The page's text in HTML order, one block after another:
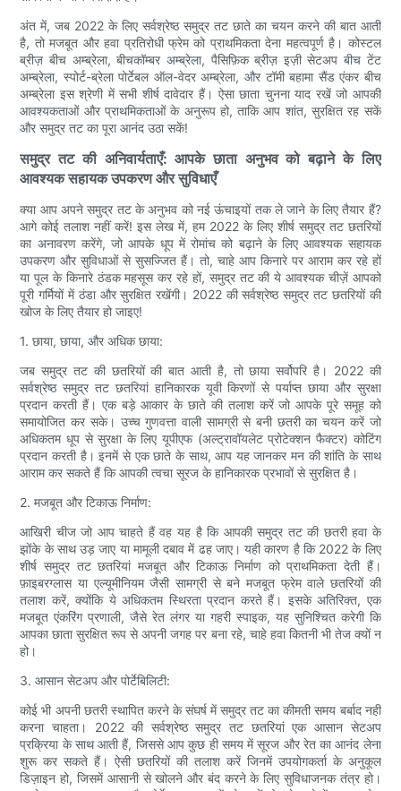
अंत में, जब 2022 के लिए सर्वश्रेष्ठ समुद्र तट छाते का चयन करने की बात आती
है, तो मजबूत और हवा प्रतिरोधी फ्रेम को प्राथमिकता देना महत्वपूर्ण है। कोस्टल
ब्रीज़ बीच अम्ब्रेला, बीचकॉम्बर अम्ब्रेला, पैसिफ़िक ब्रीज़ इज़ी सेटअप बीच टेंट
अम्ब्रेला, स्पोर्ट-ब्रेला पोर्टेबल ऑल-वेदर अम्ब्रेला, और टॉमी बहामा सैंड एंकर बीच
अम्ब्रेला इस श्रेणी में सभी शीर्ष दावेदार हैं। ऐसा छाता चुनना याद रखें जो आपकी
आवश्यकताओं और प्राथमिकताओं के अनुरूप हो, ताकि आप शांत, सुरक्षित रह सकें
और समुद्र तट का पूरा आनंद उठा सकें!
समुद्र तट की अनिवार्यताएँ: आपके छाता अनुभव को बढ़ाने के लिए
आवश्यक सहायक उपकरण और सुविधाएँ
क्या आप अपने समुद्र तट के अनुभव को नई ऊंचाइयों तक ले जाने के लिए तैयार हैं?
आगे कोई तलाश नहीं करें! इस लेख में, हम 2022 के लिए शीर्ष समुद्र तट छतरियों
का अनावरण करेंगे, जो आपके धूप में रोमांच को बढ़ाने के लिए आवश्यक सहायक
उपकरण और सुविधाओं से सुसज्जित हैं। तो, चाहे आप किनारे पर आराम कर रहे हों
या पूल के किनारे ठंडक महसूस कर रहे हों, समुद्र तट की ये आवश्यक चीज़ें आपको
पूरी गर्मियों में ठंडा और सुरक्षित रखेंगी। 2022 की सर्वश्रेष्ठ समुद्र तट छतरियों की
खोज के लिए तैयार हो जाइए!
1. छाया, छाया, और अधिक छाया:
जब समुद्र तट की छतरियों की बात आती है, तो छाया सर्वोपरि है। 2022 की
सर्वश्रेष्ठ समुद्र तट छतरियां हानिकारक यूवी किरणों से पर्याप्त छाया और सुरक्षा
प्रदान करती हैं। एक बड़े आकार के छाते की तलाश करें जो आपके पूरे समूह को
समायोजित कर सके। उच्च गुणवत्ता वाली सामग्री से बनी छतरी का चयन करें जो
अधिकतम धूप से सुरक्षा के लिए यूपीएफ (अल्ट्रावॉयलेट प्रोटेक्शन फैक्टर) कोटिंग
प्रदान करती है। इनमें से एक छाते के साथ, आप यह जानकर मन की शांति के साथ
आराम कर सकते हैं कि आपकी त्वचा सूरज के हानिकारक प्रभावों से सुरक्षित है।
2. मजबूत और टिकाऊ निर्माण:
आखिरी चीज जो आप चाहते हैं वह यह है कि आपकी समुद्र तट की छतरी हवा के
झोंके के साथ उड़ जाए या मामूली दबाव में ढह जाए। यही कारण है कि 2022 के लिए
शीर्ष समुद्र तट छतरियां मजबूत और टिकाऊ निर्माण को प्राथमिकता देती हैं।
फ़ाइबरग्लास या एल्यूमीनियम जैसी सामग्री से बने मजबूत फ्रेम वाले छतरियों की
तलाश करें, क्योंकि ये अधिकतम स्थिरता प्रदान करते हैं। इसके अतिरिक्त, एक
मजबूत एंकरिंग प्रणाली, जैसे रेत लंगर या गहरी स्पाइक, यह सुनिश्चित करेगी कि
आपका छाता सुरक्षित रूप से अपनी जगह पर बना रहे, चाहे हवा कितनी भी तेज क्यों न
हो।
3. आसान सेटअप और पोर्टेबिलिटी:
कोई भी अपनी छतरी स्थापित करने के संघर्ष में समुद्र तट का कीमती समय बर्बाद नहीं
करना चाहता। 2022 की सर्वश्रेष्ठ समुद्र तट छतरियां एक आसान सेटअप
प्रक्रिया के साथ आती हैं, जिससे आप कुछ ही समय में सूरज और रेत का आनंद लेना
शुरू कर सकते हैं। ऐसी छतरियों की तलाश करें जिनमें उपयोगकर्ता के अनुकूल
डिज़ाइन हो, जिसमें आसानी से खोलने और बंद करने के लिए सुविधाजनक तंत्र हो।